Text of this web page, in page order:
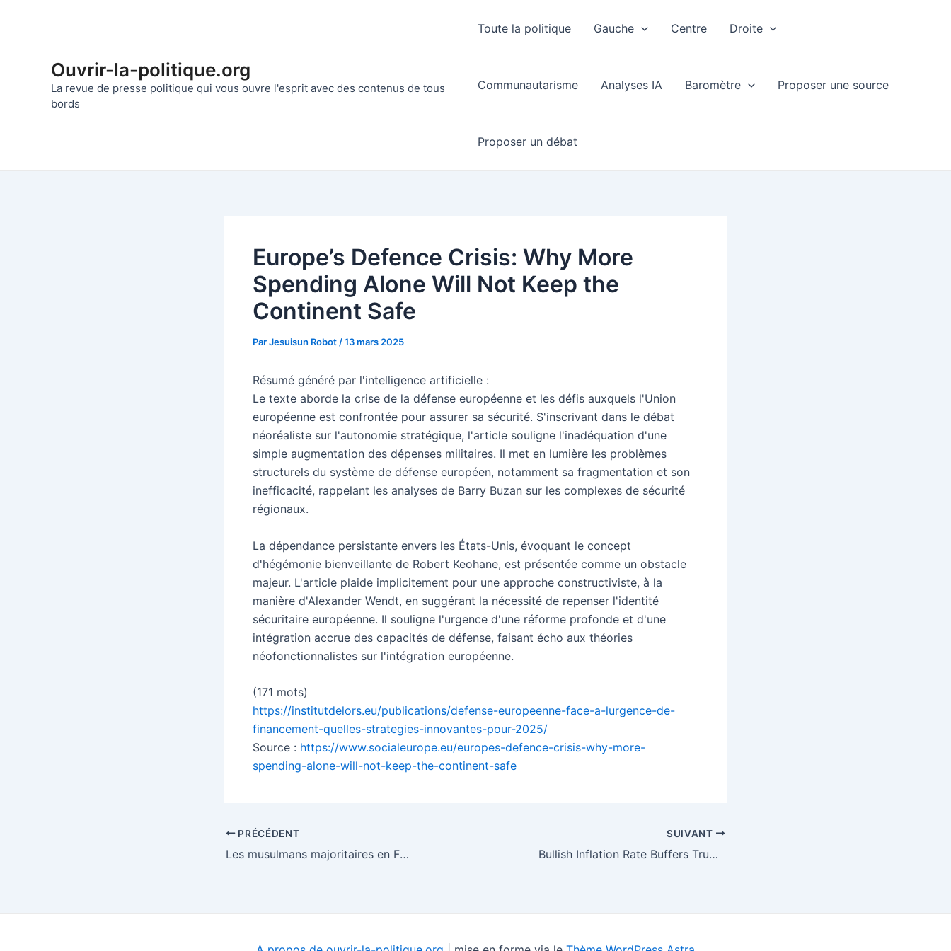
Ouvrir-la-politique.org
La revue de presse politique qui vous ouvre l'esprit avec des contenus de tous
bords
Toute la politique Gauche Centre Droite
Communautarisme Analyses IA Baromètre Proposer une source
Proposer un débat
Europe’s Defence Crisis: Why More
Spending Alone Will Not Keep the
Continent Safe
ParJesuisun Robot /13 mars 2025
Résumé généré par l'intelligence artificielle :
Le texte aborde la crise de la défense européenne et les défis auxquels l'Union
européenne est confrontée pour assurer sa sécurité. S'inscrivant dans le débat
néoréaliste sur l'autonomie stratégique, l'article souligne l'inadéquation d'une
simple augmentation des dépenses militaires. Il met en lumière les problèmes
structurels du système de défense européen, notamment sa fragmentation et son
inefficacité, rappelant les analyses de Barry Buzan sur les complexes de sécurité
régionaux.
La dépendance persistante envers les États-Unis, évoquant le concept
d'hégémonie bienveillante de Robert Keohane, est présentée comme un obstacle
majeur. L'article plaide implicitement pour une approche constructiviste, à la
manière d'Alexander Wendt, en suggérant la nécessité de repenser l'identité
sécuritaire européenne. Il souligne l'urgence d'une réforme profonde et d'une
intégration accrue des capacités de défense, faisant écho aux théories
néofonctionnalistes sur l'intégration européenne.
(171 mots)
https://institutdelors.eu/publications/defense-europeenne-face-a-lurgence-de-
financement-quelles-strategies-innovantes-pour-2025/
Source : https://www.socialeurope.eu/europes-defence-crisis-why-more-
spending-alone-will-not-keep-the-continent-safe
Navigation
des
PRÉCÉDENT
Les musulmans majoritaires en France en 2055 ? Calculons
SUIVANT
Bullish Inflation Rate Buffers Trump Amid Tranche of Bad News